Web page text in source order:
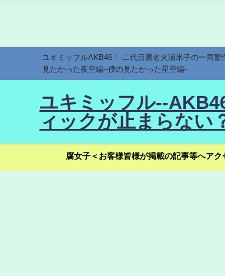
ユキミッフルAKB46！-二代目襲名火浦氷子の一同
見たかった夜空編--僕の見たかった星空編-
ユキミッフル--
ィックが止まらない
腐女子＜お客様皆様が掲載の記事等へア